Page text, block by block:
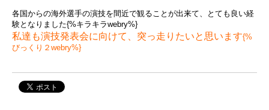
各国からの海外選手の演技を間近で観ることが出来て、とても良い経
験となりました{%キラキラwebry%}
私達も演技発表会に向けて、突っ走りたいと思います{%
びっくり２webry%}